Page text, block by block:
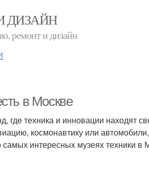
ДИЗАЙН
ремонт и дизайн
в Москве
где техника и инновации находят
космонавтику или
интересных музеях техники в